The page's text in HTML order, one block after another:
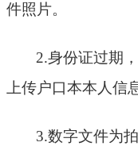
件照片。
2.身份证过期
上传户口本本人信
3.数字文件为